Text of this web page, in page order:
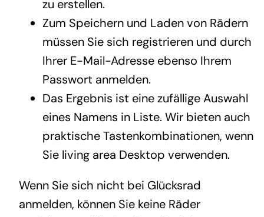
zu erstellen.
Zum Speichern und Laden von Rädern
müssen Sie sich registrieren und durch
Ihrer E-Mail-Adresse ebenso Ihrem
Passwort anmelden.
Das Ergebnis ist eine zufällige Auswahl
eines Namens in Liste. Wir bieten auch
praktische Tastenkombinationen, wenn
Sie living area Desktop verwenden.
Wenn Sie sich nicht bei Glücksrad
anmelden, können Sie keine Räder